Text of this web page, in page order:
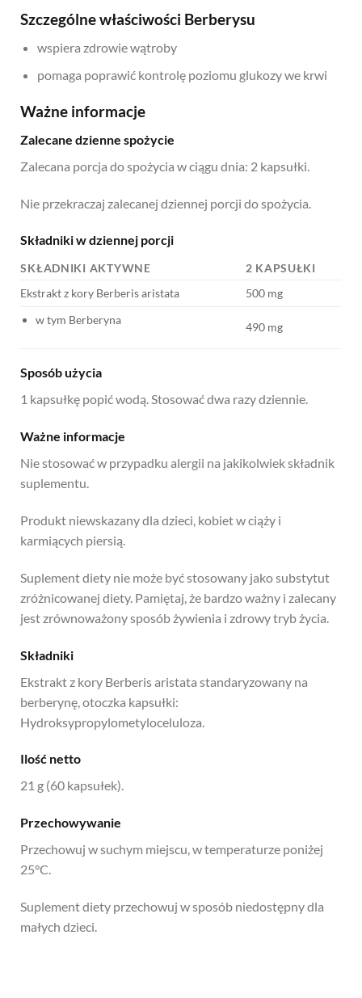
Szczególne właściwości Berberysu
wspiera zdrowie wątroby
pomaga poprawić kontrolę poziomu glukozy we krwi
Ważne informacje
Zalecane dzienne spożycie
Zalecana porcja do spożycia w ciągu dnia: 2 kapsułki.
Nie przekraczaj zalecanej dziennej porcji do spożycia.
Składniki w dziennej porcji
SKŁADNIKI AKTYWNE
2 KAPSUŁKI
Ekstrakt z kory Berberis aristata
500 mg
w tym Berberyna
490 mg
Sposób użycia
1 kapsułkę popić wodą. Stosować dwa razy dziennie.
Ważne informacje
Nie stosować w przypadku alergii na jakikolwiek składnik
suplementu.
Produkt niewskazany dla dzieci, kobiet w ciąży i
karmiących piersią.
Suplement diety nie może być stosowany jako substytut
zróżnicowanej diety. Pamiętaj, że bardzo ważny i zalecany
jest zrównoważony sposób żywienia i zdrowy tryb życia.
Składniki
Ekstrakt z kory Berberis aristata standaryzowany na
berberynę, otoczka kapsułki:
Hydroksypropylometyloceluloza.
Ilość netto
21 g (60 kapsułek).
Przechowywanie
Przechowuj w suchym miejscu, w temperaturze poniżej
25°C.
Suplement diety przechowuj w sposób niedostępny dla
małych dzieci.